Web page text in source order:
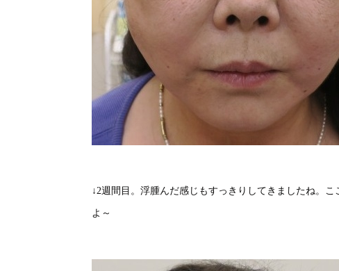
↓2週間目。浮腫んだ感じもすっきりしてきましたね。
よ～